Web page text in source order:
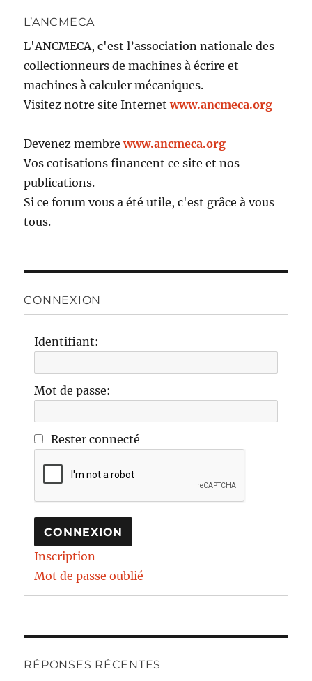
L’ANCMECA
L'ANCMECA, c'est l’association nationale des
collectionneurs de machines à écrire et
machines à calculer mécaniques.
Visitez notre site Internetwww.ancmeca.org
Devenez membrewww.ancmeca.org
Vos cotisations financent ce site et nos
publications.
Si ce forum vous a été utile, c'est grâce à vous
tous.
CONNEXION
Identifiant:
Mot de passe:
Rester connecté
CONNEXION
Inscription
Mot de passe oublié
RÉPONSES RÉCENTES